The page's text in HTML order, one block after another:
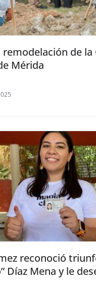
remodelación de
Mérida
reconoció
Díaz Mena y le